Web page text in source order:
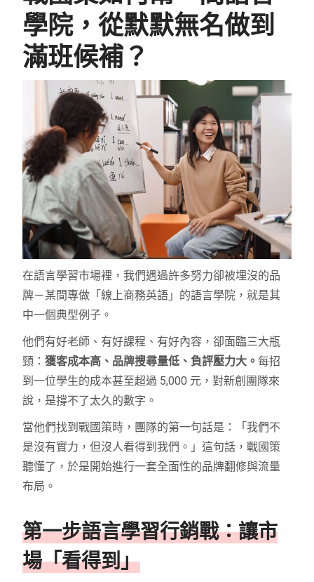
學院，從默默無名做到
滿班候補？
在語言學習市場裡，我們遇過許多努力卻被埋沒的品
牌－某間專做「線上商務英語」的語言學院，就是其
中一個典型例子。
他們有好老師、有好課程、有好內容，卻面臨三大瓶
頸：獲客成本高、品牌搜尋量低、負評壓力大。每招
到一位學生的成本甚至超過 5,000 元，對新創團隊來
說，是撐不了太久的數字。
當他們找到戰國策時，團隊的第一句話是：「我們不
是沒有實力，但沒人看得到我們。」這句話，戰國策
聽懂了，於是開始進行一套全面性的品牌翻修與流量
布局。
第一步語言學習行銷戰：讓市
場「看得到」